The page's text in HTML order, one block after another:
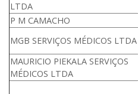
LTDA
P M CAMACHO
MGB SERVIÇOS MÉDICOS LTDA
MAURICIO PIEKALA SERVIÇOS
MÉDICOS LTDA